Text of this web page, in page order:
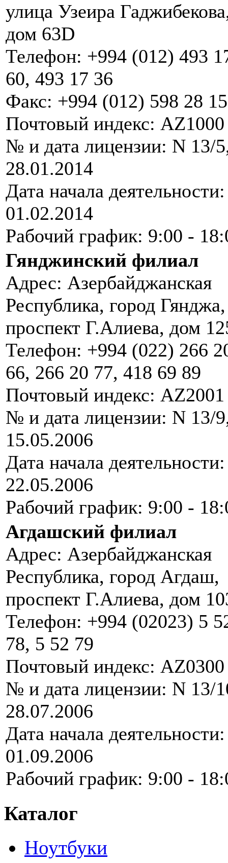
улица Узеира
дом 63D
Телефон: +994 (012) 493
60, 493 17 36
Факс: +994 (012) 598 28 15
Почтовый индекс: AZ1000
№ и дата лицензии: N 13/
28.01.2014
Дата начала деятельности:
01.02.2014
Рабочий график: 9:00 -
Гянджинский филиал
Адрес: Азербайджанская
Республика, город Гянджа,
проспект Г.Алиева, дом
Телефон: +994 (022) 266
66, 266 20 77, 418 69 89
Почтовый индекс: AZ2001
№ и дата лицензии: N 13/
15.05.2006
Дата начала деятельности:
22.05.2006
Рабочий график: 9:00 -
Агдашский филиал
Адрес: Азербайджанская
Республика, город Агдаш,
проспект Г.Алиева, дом
Телефон: +994 (02023) 5
78, 5 52 79
Почтовый индекс: AZ0300
№ и дата лицензии: N 13/
28.07.2006
Дата начала деятельности:
01.09.2006
Рабочий график: 9:00 -
Каталог
Ноутбуки